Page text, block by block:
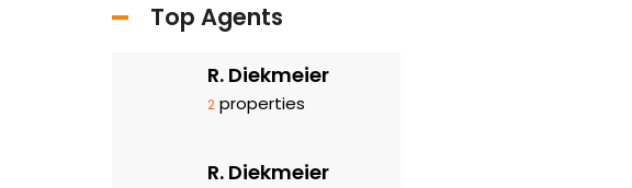
Top Agents
R. Diekmeier
2 properties
R. Diekmeier